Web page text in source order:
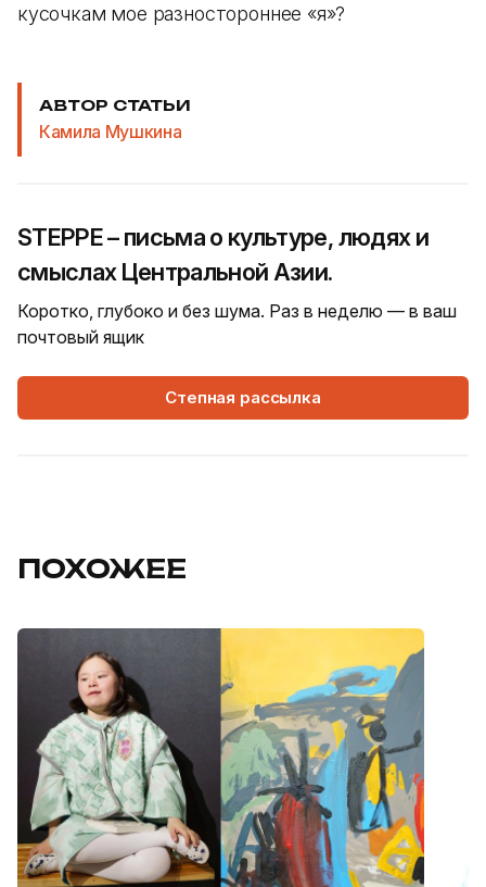
кусочкам мое разностороннее «я»?
АВТОР СТАТЬИ
Камила Мушкина
STEPPE – письма о культуре, людях и
смыслах Центральной Азии.
Коротко, глубоко и без шума. Раз в неделю — в ваш
почтовый ящик
Степная рассылка
ПОХОЖЕЕ